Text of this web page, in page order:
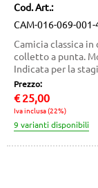
Cod. Art.:
CAM-016-069-001-
Camicia classica
colletto a punta.
Indicata per la
Prezzo:
€ 25,00
Iva inclusa (22%)